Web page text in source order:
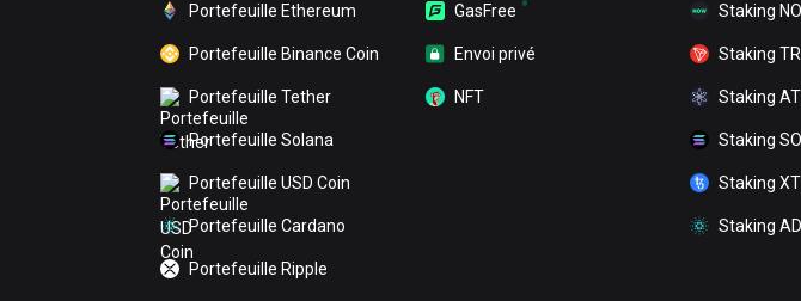
Portefeuille Ethereum
Portefeuille Binance Coin
Portefeuille Tether
Portefeuille Solana
Portefeuille USD Coin
Portefeuille Cardano
Portefeuille Ripple
GasFree
Envoi privé
NFT
Staking
Staking
Staking
Staking
Staking
Staking